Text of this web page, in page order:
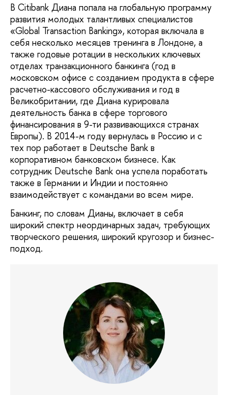
В Citibank Диана попала на глобальную программу
развития молодых талантливых специалистов
«Global Transaction Banking», которая включала в
себя несколько месяцев тренинга в Лондоне, а
также годовые ротации в нескольких ключевых
отделах транзакционного банкинга (год в
московском офисе с созданием продукта в сфере
расчетно-кассового обслуживания и год в
Великобритании, где Диана курировала
деятельность банка в сфере торгового
финансирования в 9-ти развивающихся странах
Европы). В 2014-м году вернулась в Россию и с
тех пор работает в Deutsche Bank в
корпоративном банковском бизнесе. Как
сотрудник Deutsche Bank она успела поработать
также в Германии и Индии и постоянно
взаимодействует с командами во всем мире.
Банкинг, по словам Дианы, включает в себя
широкий спектр неординарных задач, требующих
творческого решения, широкий кругозор и бизнес-
подход.